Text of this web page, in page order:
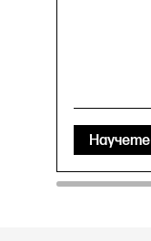
Научете